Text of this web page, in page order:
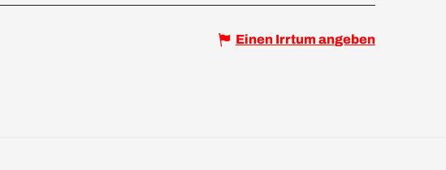
Einen Irrtum angeben